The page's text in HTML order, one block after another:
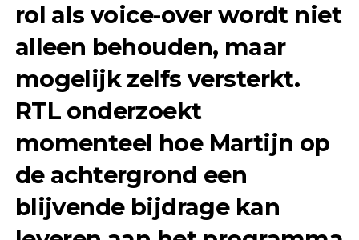
rol als voice-over wordt niet
alleen behouden, maar
mogelijk zelfs versterkt.
RTL onderzoekt
momenteel hoe Martijn op
de achtergrond een
blijvende bijdrage kan